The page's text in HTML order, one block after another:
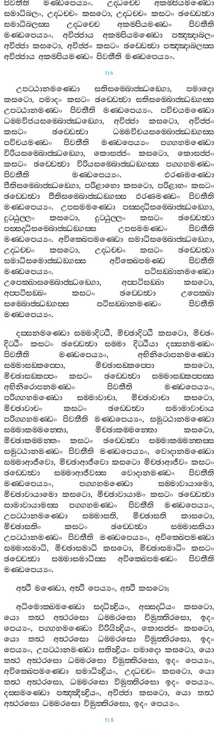
පිවතීති මණ‍්ඩපෙය්‍යං. උද‍්ධච‍්චෙ
අකම‍්පියමණ‍්ඩො
සමාධිබලං,උද‍්ධච‍්චං කසටො,උද‍්ධච‍්චං කසටං ඡඩ‍්ඩෙත්‍වා
සමාධිබලස‍්ස
උද‍්ධච‍්චෙ අකම‍්පියමණ‍්ඩං
පිවතීති
මණ‍්ඩපෙය්‍යං. අවිජ‍්ජාය අකම‍්පියමණ‍්ඩො
පඤ‍්ඤාබලං
අවිජ‍්ජා කසටො, අවිජ‍්ජං කසටං ඡඩ‍්ඩෙත්‍වා පඤ‍්ඤාබලස‍්ස
අවිජ‍්ජාය අකම‍්පියමණ‍්ඩං පිවතීති මණ‍්ඩපෙය්‍යං.
516
උපට‍්ඨානමණ‍්ඩො සතිසම‍්බොජ‍්ඣඞ‍්ගො, පමාදො
කසටො,පමාදං කසටං ඡඩ‍්ඩෙත්‍වා සතිසම‍්බොජ‍්ඣඞ‍්ගස‍්ස
උපට‍්ඨානමණ‍්ඩං
පිවතීති මණ‍්ඩපෙය්‍යං. පවිචයමණ‍්ඩො
ධම‍්මවිජයසම‍්බොජ‍්ඣඞ‍්ගො,අවිජ‍්ජා කසටො,අවිජ‍්ජං
කසටං
ඡඩ‍්ඩෙත්‍වා
ධම‍්මවිචයසම‍්බොජ‍්ඣඞ‍්ගස‍්ස
පවිචයමණ‍්ඩං
පිවතීති මණ‍්ඩපෙය්‍යං
පග‍්ගහමණ‍්ඩො
විරියසම‍්බොජ‍්ඣඞ‍්ගො, කොසජ‍්ජං කසටො,කොසජ‍්ජං
කසටං
ඡඩ‍්ඩෙත්‍වා විරියසම‍්බොජ‍්ඣඞ‍්ගස‍්ස
පග‍්ගහමණ‍්ඩං
පිවතීති
මණ‍්ඩපෙය්‍යං. ඵරණමණ‍්ඩො
පීතිසම‍්බොජ‍්ඣඞ‍්ගො, පරිළාහො කසටො, පරිළාහං කසටං
ඡඩ‍්ඩෙත්‍වා
පීතිසම‍්බොජ‍්ඣඞ‍්ගස‍්ස ඵරණමණ‍්ඩං
පිවතීති
මණ‍්ඩපෙය්‍යං. උපසමමණ‍්ඩො පස‍්සද‍්ධිසම‍්බොජ‍්ඣඞ‍්ගො,
දුට‍්ඨුල‍්ලං
කසටො, දුට‍්ඨුල‍්ලං කසටං
ඡඩ‍්ඩෙත්‍වා
පස‍්සද‍්ධිසම‍්බොජ‍්ඣඞ‍්ගස‍්ස
උපසමමණ‍්ඩං
පිවතීති
මණ‍්ඩපෙය්‍යං. අවික‍්ඛෙපමණ‍්ඩො සමාධිසම‍්බොජ‍්ඣඞ‍්ගො,
උද‍්ධච‍්චං
කසටො, උද‍්ධච‍්චං කසටං
ඡඩ‍්ඩෙත්‍වා
සමාධිසමොජ‍්ඣඞ‍්ගස‍්ස
අවික‍්ඛෙපමණ‍්ඩ
පිවතීති
මණ‍්ඩපෙය්‍යං. පටිසඞ‍්ඛානමණ‍්ඩො
උපෙක‍්ඛාසම‍්බොජ‍්ඣඞ‍්ගො, අප‍්පටිසඞ‍්ඛා කසටො,
අප‍්පටිසඞ‍්ඛං
කසටං ඡඩ‍්ඩෙත්‍වා
උපෙක‍්ඛා
සම‍්බොජ‍්ඣඞ‍්ගස‍්ස
පටිසඞ‍්ඛානමණ‍්ඩං
පිවතීති
මණ‍්ඩපෙය්‍යං.
දස‍්සනමණ‍්ඩො සම‍්මාදිට‍්ඨි,මිච‍්ඡාදිට‍්ඨි කසටො, මිච‍්ඡං
දිට‍්ඨිං
කසටං ඡඩ‍්ඩෙත්‍වා සම‍්මා දිට‍්ඨියා
දස‍්සනමණ‍්ඩං
පිවතීති
මණ‍්ඩපෙය්‍යං, අභිනිරොපනමණ‍්ඩො
සම‍්මාසඞ‍්කප‍්පො, මිච‍්ඡාසඞ‍්කප‍්පො කසටො,
මිච‍්ඡාසඞ‍්කප‍්පං
කසටං ඡඩ‍්ඩෙත්‍වා
සම‍්මාසඞ‍්කප‍්පස‍්ස
අභිනිරොපනමණ‍්ඩං
පිවතීති මණ‍්ඩපෙය්‍යං,
පරිග‍්ගහමණ‍්ඩො
සම‍්මාවාචා,මිච‍්ඡාවාචා කසටො,
මිච‍්ඡාවාචං
කසටං ඡඩ‍්ඩෙත්‍වා
සමාමාවාචාය
පරිග‍්ගහමණ‍්ඩං
පිවතීති මණ‍්ඩපෙය්‍යං,සමුට‍්ඨානමණ‍්ඩො
සම‍්මාකම‍්මන‍්තො, මිච‍්ඡාකම‍්මන‍්තො කසටො,
මිච‍්ඡාකම‍්මන‍්තං
කසටං ඡඩ‍්ඩෙත්‍වා
සම‍්මාකම‍්මන‍්තස‍්ස
සමුට‍්ඨානමණ‍්ඩං
පිවතීති මණ‍්ඩපෙය්‍යං, වොදානමණ‍්ඩො
සම‍්මාආජීවො, මිච‍්ඡාආජීවො කසටො මිච‍්ඡාආජීවං කසටං
ඡඩ‍්ඩෙත්‍වා
සම‍්මාආජීවස‍්ස වොදානමණ‍්ඩං
පිවතීති
මණ‍්ඩපෙය්‍යං, පග‍්ගහමණ‍්ඩො සම‍්මාවායාමො,
මිච‍්ඡාවායාමො කසටො, මිච‍්ඡාවායාමං කසටං ඡඩ‍්ඩෙත්‍වා
සාමාවායාමස‍්ස
පග‍්ගහමණ‍්ඩං පිවතීති මණ‍්ඩපෙය්‍යං,
උපට‍්ඨානමණ‍්ඩො
සම‍්මාසති, මිච‍්ඡාසති කාසටො,
මිච‍්ඡාසතිං
කසටං ඡඩ‍්ඩෙත්‍වා
සම‍්මාසතියා
උපට‍්ඨානමණ‍්ඩං
පිවතීති මණ‍්ඩපෙය්‍යං,අවික‍්ඛෙපමණ‍්ඩා
සම‍්මාසමාධි, මිච‍්ඡාසමාධි කසටො, මිච‍්ඡාසමාධිං
කසටං
ඡඩ‍්ඩෙත්‍වා
සම‍්මාසමාධිස‍්ස අවික‍්ඛෙපමණ‍්ඩං
පිවතීති
මණ‍්ඩපෙය්‍යං.
අත්‍ථි මණ‍්ඩො, අත්‍ථි පෙය්‍යං, අත්‍ථි කසටො;
අධිමොක‍්ඛමණ‍්ඩො
සද‍්ධින්‍ද්‍රියං, අස‍්සද‍්ධියං කසටො,
යො
තත්‍ථ අත්‍ථරසො ධම‍්මරසො විමුත‍්තිරසො,ඉදං
පෙය්‍යං,පග‍්ගහමණ‍්ඩො විරියින්‍දියං, කොසජ‍්ජං කසටො,
යො
තත්‍ථ අත්‍ථරසො ධම‍්මරසො විමුත‍්තිරසො,ඉදං
පෙය්‍යං, උපට‍්ඨානමණ‍්ඩා සතින්‍ද්‍රියං පමාදො කසටො,යො
තත්‍ථ
අත්‍ථරසො ධම‍්මරසො විමුත‍්තිරසො, ඉදං පෙය්‍යං,
අවික‍්ඛෙපමණ‍්ඩො
සමාධින්‍ද්‍රියං, උද‍්ධච‍්චං කසටො, යො
තත්‍ථ
අත්‍ථරසො, ධම‍්මරසො විමුත‍්තිරසො ඉදං පෙය්‍යං.
දස‍්සමණ‍්ඩො
පඤ‍්ඤින්‍ද්‍රියං,අවිජ‍්ජා කසටො,යො
තත්‍ථ
අත්‍ථරසො ධම‍්මරසො විමුත‍්තිරසො, ඉදං පෙය්‍යං.
518